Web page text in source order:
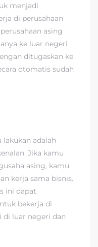
menjadi
di perusahaan
asing
ke luar negeri
ditugaskan ke
otomatis sudah
lakukan adalah
Jika kamu
asing, kamu
kerja sama bisnis.
ini dapat
bekerja di
di luar negeri dan